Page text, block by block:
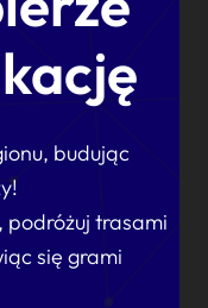
budując
podróżuj trasami
się grami